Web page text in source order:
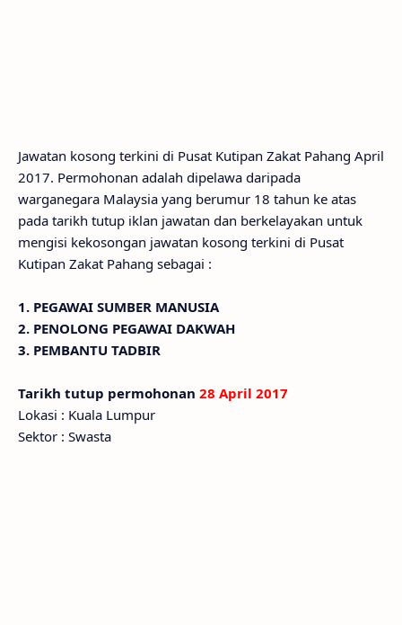
Jawatan kosong terkini di Pusat Kutipan Zakat Pahang April
2017. Permohonan adalah dipelawa daripada
warganegara Malaysia yang berumur 18 tahun ke atas
pada tarikh tutup iklan jawatan dan berkelayakan untuk
mengisi kekosongan jawatan kosong terkini di Pusat
Kutipan Zakat Pahang sebagai :
1. PEGAWAI SUMBER MANUSIA
2. PENOLONG PEGAWAI DAKWAH
3. PEMBANTU TADBIR
Tarikh tutup permohonan 28 April 2017
Lokasi : Kuala Lumpur
Sektor : Swasta